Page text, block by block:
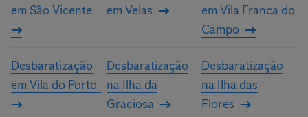
em São Vicente
em Velas
em Vila Franca do
Campo
Desbaratização
em Vila do Porto
Desbaratização
na Ilha da
Graciosa
Desbaratização
na Ilha das
Flores